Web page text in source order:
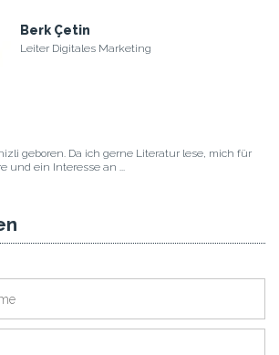
Berk Çetin
Leiter Digitales Marketing
geboren. Da ich gerne Literatur lese, mich für
und ein Interesse an ...